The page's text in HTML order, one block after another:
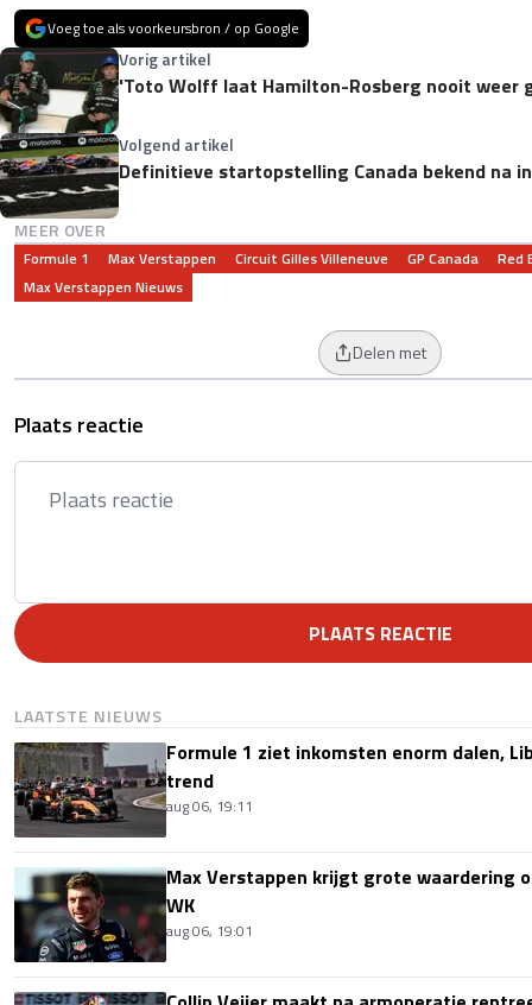
Voeg toe als voorkeursbron / op Google
Vorig artikel
'Toto Wolff laat Hamilton-Rosberg nooit weer
Volgend artikel
Definitieve startopstelling Canada bekend na
MEER OVER
Formule 1 Max Verstappen Circuit Gilles Villeneuve GP Canada
Red
Max Verstappen Nieuws
Delen met
Plaats reactie
PLAATS REACTIE
LAATSTE NIEUWS
Formule 1 ziet inkomsten enorm dalen,
trend
aug 06, 19:11
Max Verstappen krijgt grote waardering
WK
aug 06, 19:01